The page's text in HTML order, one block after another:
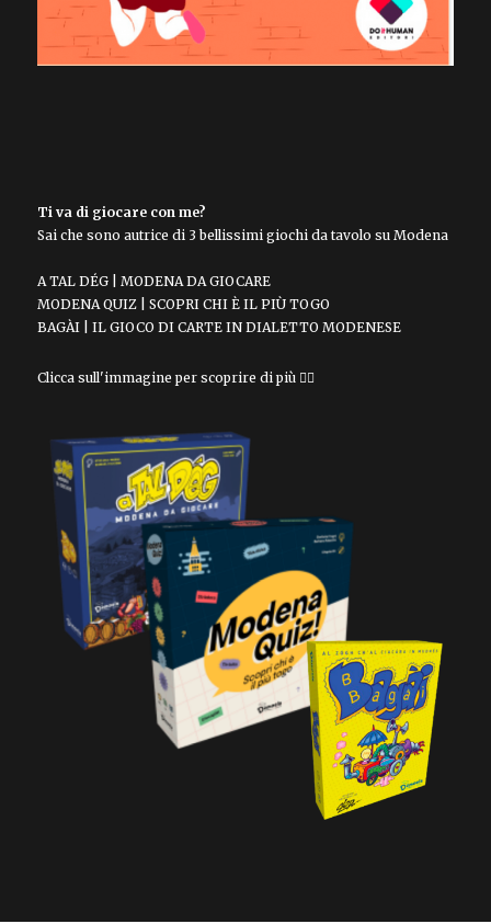
Ti va di giocare con me?
Sai che sono autrice di 3 bellissimi giochi da tavolo su Modena
A TAL DÉG | MODENA DA GIOCARE
MODENA QUIZ | SCOPRI CHI È IL PIÙ TOGO
BAGÀI | IL GIOCO DI CARTE IN DIALETTO MODENESE
Clicca sull'immagine per scoprire di più 👇🏻